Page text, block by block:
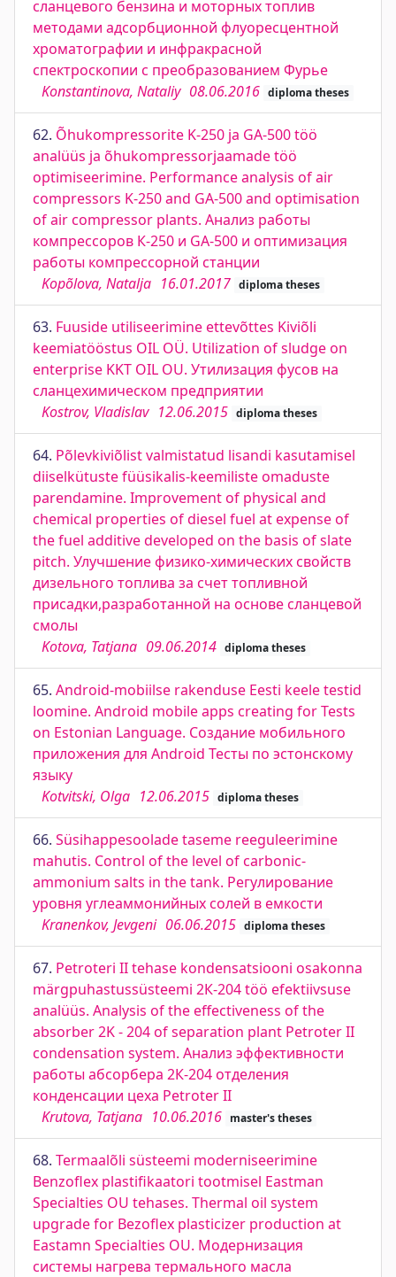
сланцевого бензина и моторных топлив
методами адсорбционной флуоресцентной
хроматографии и инфракрасной
спектроскопии с преобразованием Фурье
Konstantinova, Nataliy 08.06.2016 diploma theses
62. Õhukompressorite K-250 ja GA-500 töö
analüüs ja õhukompressorjaamade töö
optimiseerimine. Performance analysis of air
compressors K-250 and GA-500 and optimisation
of air compressor plants. Анализ работы
компрессоров К-250 и GA-500 и оптимизация
работы компрессорной станции
Kopõlova, Natalja 16.01.2017 diploma theses
63. Fuuside utiliseerimine ettevõttes Kiviõli
keemiatööstus OIL OÜ. Utilization of sludge on
enterprise KKT OIL OU. Утилизация фусов на
сланцехимическом предприятии
Kostrov, Vladislav 12.06.2015 diploma theses
64. Põlevkiviõlist valmistatud lisandi kasutamisel
diiselkütuste füüsikalis-keemiliste omaduste
parendamine. Improvement of physical and
chemical properties of diesel fuel at expense of
the fuel additive developed on the basis of slate
pitch. Улучшение физико-химических свойств
дизельного топлива за счет топливной
присадки,разработанной на основе сланцевой
смолы
Kotova, Tatjana 09.06.2014 diploma theses
65. Android-mobiilse rakenduse Eesti keele testid
loomine. Android mobile apps creating for Tests
on Estonian Language. Создание мобильного
приложения для Android Тесты по эстонскому
языку
Kotvitski, Olga 12.06.2015 diploma theses
66. Süsihappesoolade taseme reeguleerimine
mahutis. Control of the level of carbonic-
ammonium salts in the tank. Регулирование
уровня углеаммонийных солей в емкости
Kranenkov, Jevgeni 06.06.2015 diploma theses
67. Petroteri II tehase kondensatsiooni osakonna
märgpuhastussüsteemi 2К-204 töö efektiivsuse
analüüs. Analysis of the effectiveness of the
absorber 2K - 204 of separation plant Petroter II
condensation system. Анализ эффективности
работы абсорбера 2К-204 отделения
конденсации цеха Petroter II
Krutova, Tatjana 10.06.2016 master's theses
68. Termaalõli süsteemi moderniseerimine
Benzoflex plastifikaatori tootmisel Eastman
Specialties OU tehases. Thermal oil system
upgrade for Bezoflex plasticizer production at
Eastamn Specialties OU. Модернизация
системы нагрева термального масла